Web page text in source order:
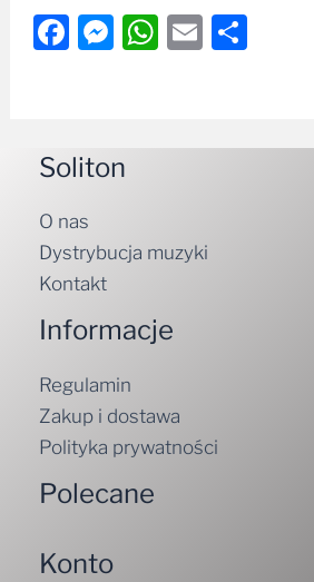
Facebook
Messenger
WhatsApp
Email
Soliton
O nas
Dystrybucja muzyki
Kontakt
Informacje
Regulamin
Zakup i dostawa
Polityka prywatności
Polecane
Konto